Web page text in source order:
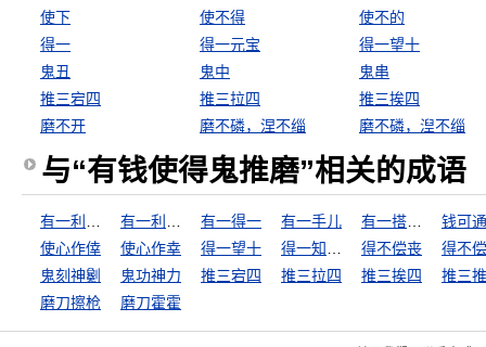
使下
使不得
使不的
得一
得一元宝
得一望十
鬼丑
鬼中
鬼串
推三宕四
推三拉四
推三挨四
磨不开
磨不磷，涅不缁 磨不磷，湼不缁
与“有钱使得鬼推磨”相关的成语
有一得一 有一手儿
钱可
使心作倖
使心作幸 得一望十 得不偿丧
得不
鬼刻神劖
鬼功神力 推三宕四 推三拉四 推三挨四
推三
磨刀擦枪
磨刀霍霍